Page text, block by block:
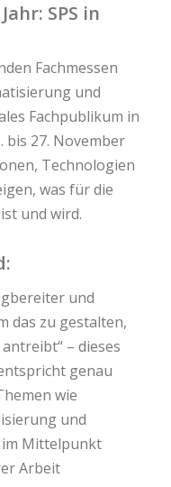
SPS in
Fachmessen
und
Fachpublikum in
bis 27. November
Technologien
was für die
und wird.
und
das zu gestalten,
– dieses
genau
wie
und
Mittelpunkt
Arbeit